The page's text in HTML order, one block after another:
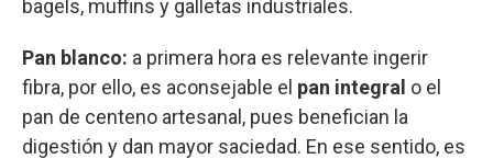
bagels, muffins y galletas industriales.
Pan blanco: a primera hora es relevante ingerir
fibra, por ello, es aconsejable el pan integral o el
pan de centeno artesanal, pues benefician la
digestión y dan mayor saciedad. En ese sentido, es